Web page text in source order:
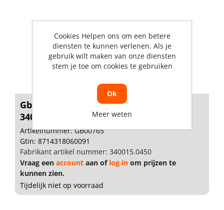
Gb Stelwig groen 40 x 23 x 5mm ABS
34001...
Artikelnummer: GB00765
Gtin: 8714318060091
Fabrikant artikel nummer: 340015.0450
Vraag een account aan of log in om prijzen te
kunnen zien.
Tijdelijk niet op voorraad
Cookies Helpen ons om een betere
diensten te kunnen verlenen. Als je
gebruik wilt maken van onze diensten
stem je toe om cookies te gebruiken
Ok
Meer weten